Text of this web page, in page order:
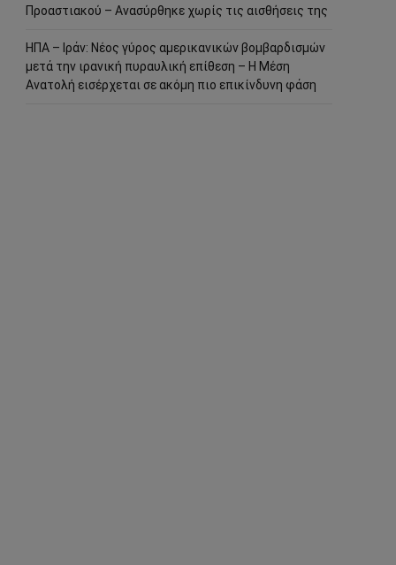
Προαστιακού – Ανασύρθηκε χωρίς τις αισθήσεις της
ΗΠΑ – Ιράν: Νέος γύρος αμερικανικών βομβαρδισμών
μετά την ιρανική πυραυλική επίθεση – Η Μέση
Ανατολή εισέρχεται σε ακόμη πιο επικίνδυνη φάση